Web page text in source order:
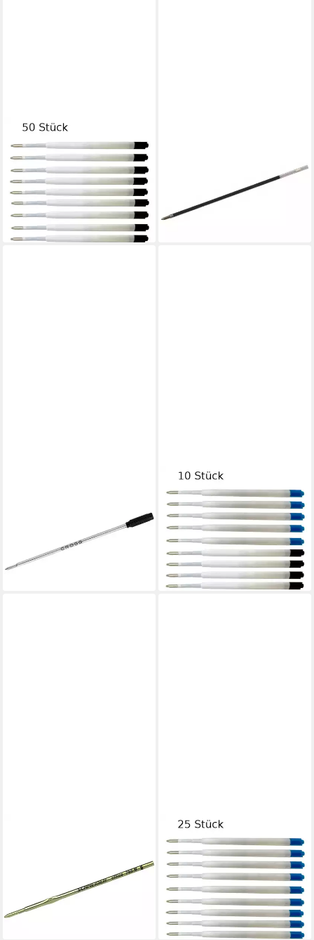
LIVEPAC OFFICE
Kugelschreibermine 50
Kugelschreiberminen /
Großraumminen /
Schreibfarbe: schwarz
4,49 €
lieferbar - in 2-3 Werktagen bei dir
lieferbar - in 8-10 Werktagen bei
lieferbar - in 5-6 Werktagen bei dir
LIVEPAC OFFICE
Kugelschreibermine 10
Kugelschreiberminen /
Großraumminen /
Schreibfarbe: je 5x blau + sc
0,99 €
lieferbar - in 2-3 Werktagen bei dir
lieferbar - in 8-10 Werktagen bei
dir
LIVEPAC OFFICE
Kugelschreibermine 25
Kugelschreiberminen /
Großraumminen /
Schreibfarbe: blau
2,49 €
lieferbar - in 2-3 Werktagen bei dir